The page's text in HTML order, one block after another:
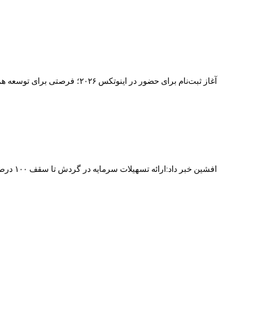
آغاز ثبت‌نام برای حضور در اینوتکس ۲۰۲۶؛ فرصتی برای توسعه همکاری‌ها در زیست‌بوم نوآوری
افشین خبر داد:ارائه تسهیلات سرمایه در گردش تا سقف ۱۰۰ درصد فروش دانش‌بنیان‌ها